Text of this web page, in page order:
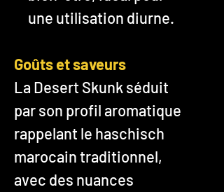
une utilisation diurne.
Goûts et saveurs
La Desert Skunk séduit
par son profil aromatique
rappelant le haschisch
marocain traditionnel,
avec des nuances